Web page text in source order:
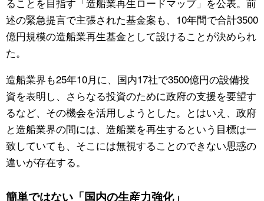
述の緊急提言で主張された基金案も、10年間で合計3500
億円規模の造船業再生基金として設けることが決められ
た。
造船業界も25年10月に、国内17社で3500億円の設備投
資を表明し、さらなる投資のために政府の支援を要望す
るなど、その機会を活用しようとした。とはいえ、政府
と造船業界の間には、造船業を再生するという目標は一
致していても、そこには無視することのできない思惑の
違いが存在する。
簡単ではない「国内の生産力強化」